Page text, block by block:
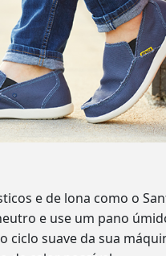
e de lona como o
e use um pano
ciclo suave da sua